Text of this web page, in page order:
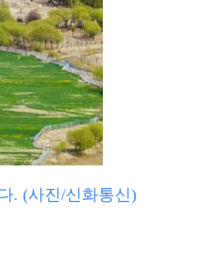
. (사진/신화통신)